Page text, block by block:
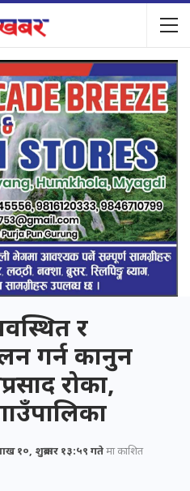
र
गर्न कानुन
रोका,
१०, शुक्रबार १३:५९ गतेमा प्रकाशित